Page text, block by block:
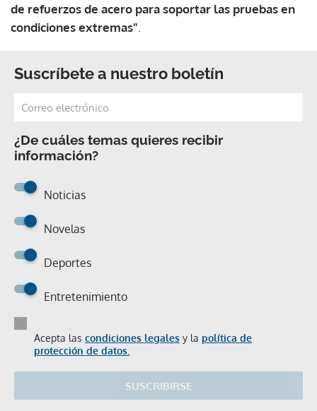
de refuerzos de acero para soportar las pruebas en
condiciones extremas"
Suscríbete a nuestro boletín
¿De cuáles temas quieres recibir
información?
Noticias
Novelas
Deportes
Entretenimiento
Acepta las condiciones legales y la política de
protección de datos.
SUSCRIBIRSE